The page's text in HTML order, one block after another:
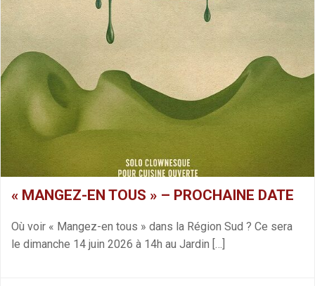
« MANGEZ-EN TOUS » – PROCHAINE DATE
Où voir « Mangez-en tous » dans la Région Sud ? Ce sera
le dimanche 14 juin 2026 à 14h au Jardin […]